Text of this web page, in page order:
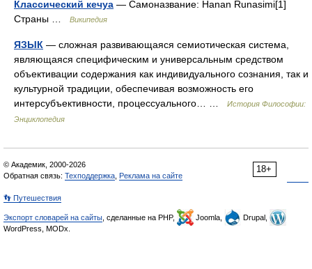
Классический кечуа — Самоназвание: Hanan Runasimi[1]
Страны …
Википедия
ЯЗЫК — сложная развивающаяся семиотическая система,
являющаяся специфическим и универсальным средством
объективации содержания как индивидуального сознания, так и
культурной традиции, обеспечивая возможность его
интерсубъективности, процессуального… …
История Философии:
Энциклопедия
18+
© Академик, 2000-2026
Обратная связь: Техподдержка Реклама на сайте
👣 Путешествия
Экспорт словарей на сайты , сделанные на PHP, Joomla,
Drupal,
WordPress, MODx.